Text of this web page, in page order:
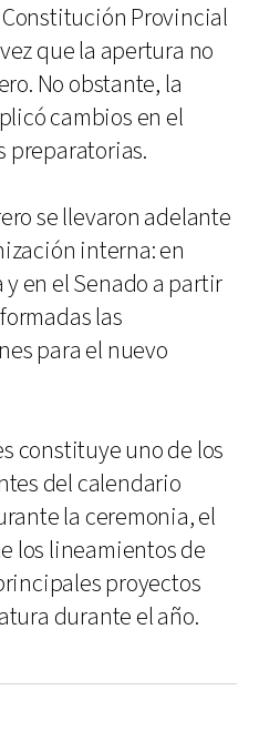
Provincial
que la apertura no
No obstante, la
cambios en el
preparatorias.
se llevaron adelante
interna: en
en el Senado a partir
las
para el nuevo
constituye uno de los
del calendario
la ceremonia, el
los lineamientos de
proyectos
durante el año.